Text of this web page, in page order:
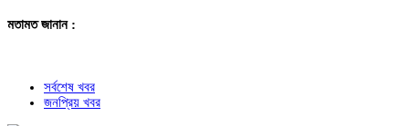
মতামত জানান :
সর্বশেষ খবর
জনপ্রিয় খবর